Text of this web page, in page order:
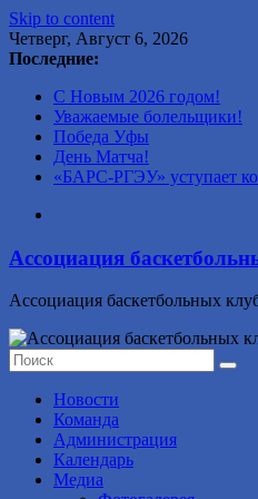
Skip to content
Четверг, Август 6, 2026
Последние:
С Новым 2026 годом!
Уважаемые болельщики!
Победа Уфы
День Матча!
«БАРС-РГЭУ» уступает
Ассоциация
Ассоциация баскетбольных
Новости
Команда
Администрация
Календарь
Медиа